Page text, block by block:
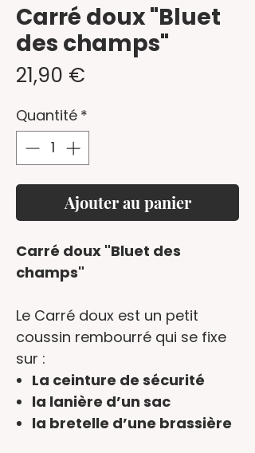
Carré doux "Bluet
des champs"
21,90 €
Quantité *
Ajouter au panier
Carré doux "Bluet des
champs"
Le Carré doux est un petit
coussin rembourré qui se fixe
sur :
La ceinture de sécurité
la lanière d’un sac
la bretelle d’une brassière